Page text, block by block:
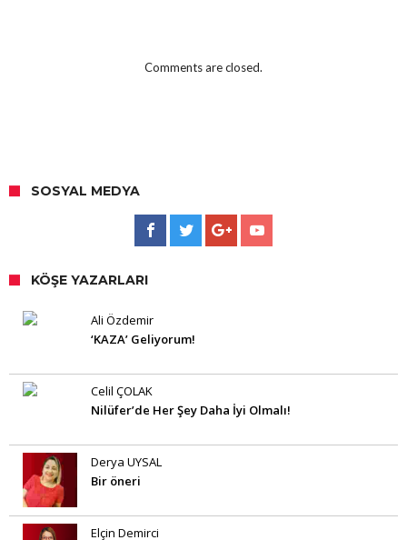
Comments are closed.
SOSYAL MEDYA
KÖŞE YAZARLARI
Ali Özdemir
‘KAZA’ Geliyorum!
Celil ÇOLAK
Nilüfer’de Her Şey Daha İyi Olmalı!
Derya UYSAL
Bir öneri
Elçin Demirci